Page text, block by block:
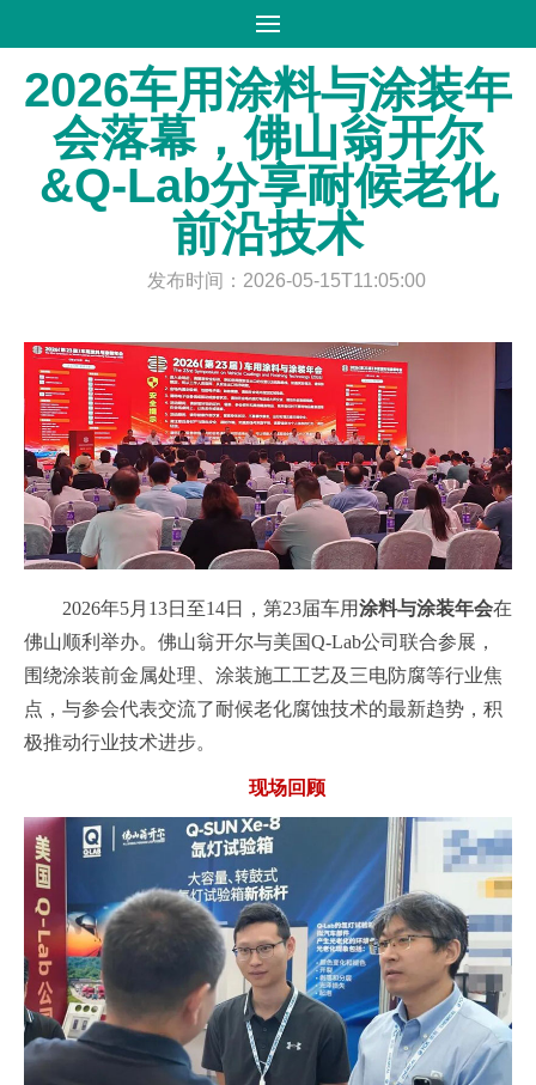
详细内容
2026车用涂料与涂装年
会落幕，佛山翁开尔
&Q-Lab分享耐候老化
前沿技术
发布时间：2026-05-15T11:05:00
2026年5月13日至14日，第23届车用涂料与涂装年会在
佛山顺利举办。佛山翁开尔与美国Q-Lab公司联合参展，
围绕涂装前金属处理、涂装施工工艺及三电防腐等行业焦
点，与参会代表交流了耐候老化腐蚀技术的最新趋势，积
极推动行业技术进步。
现场回顾